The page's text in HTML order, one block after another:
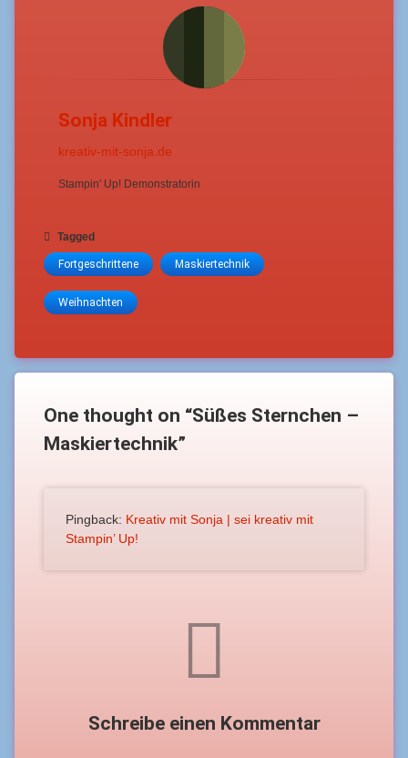
Sonja Kindler
kreativ-mit-sonja.de
Stampin' Up! Demonstratorin
Tagged
Fortgeschrittene Maskiertechnik
Weihnachten
One thought on “Süßes Sternchen –
Maskiertechnik”
Pingback: Kreativ mit Sonja | sei kreativ mit
Stampin’ Up!
Schreibe einen Kommentar